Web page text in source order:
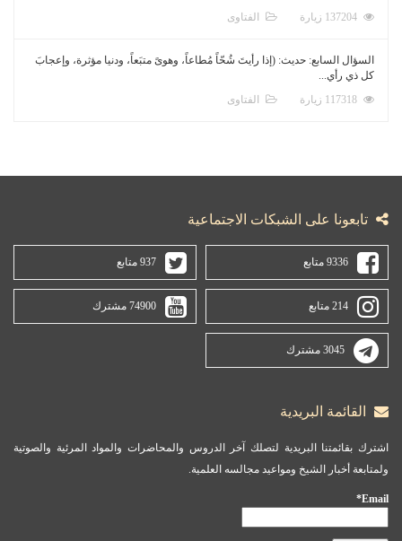
الفتاوى
السؤال السابع: حديث: (إذا رأيتَ شُحّاً مُطاعاً، وهوىً متبَعاً، ودنيا مؤثرة، وإعجابَ
كل ذي رأي...
الفتاوى
تابعونا على الشبكات الاجتماعية
9336 متابع 937 متابع
214 متابع 74900 مشترك
3045 مشترك
القائمة البريدية
اشترك بقائمتنا البريدية لتصلك آخر الدروس والمحاضرات والمواد المرئية والصوتية
ولمتابعة أخبار الشيخ ومواعيد مجالسه العلمية.
Email*